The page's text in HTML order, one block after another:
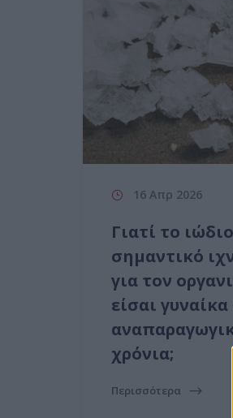
16 Απρ 2026
Γιατί το
σημαντικό
για τον
είσαι
χρόνια;
Περισσότερα